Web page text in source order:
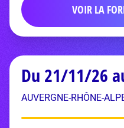
VOIR LA
Du 21/11/26
AUVERGNE-RHÔNE-